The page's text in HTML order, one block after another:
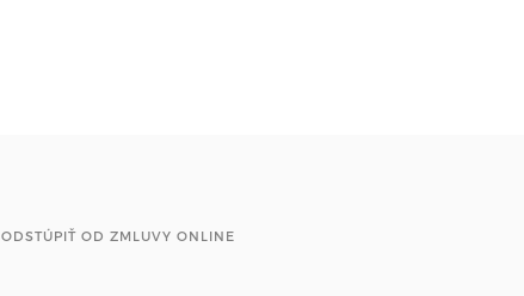
ODSTÚPIŤ OD ZMLUVY ONLINE